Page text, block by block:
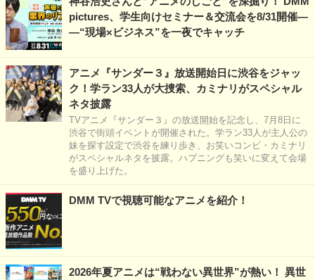
pictures、学生向けセミナー＆交流会を8/31開催―
―“現場×ビジネス”を一夜でキャッチ
アニメ『サンダー３』放送開始日に渋谷をジャッ
ク！学ラン33人が大捜索、カミナリがスペシャル
ネタ披露
TVアニメ『サンダー３』の放送開始を記念し、7月8日に
渋谷で街頭イベントが開催された。学ラン33人が主人公の
妹を探す設定で渋谷を練り歩き、お笑いコンビ・カミナリ
がスペシャルネタを披露。ハプニングも笑いに変えて会場
を盛り上げた。
DMM TVで視聴可能なアニメを紹介！
2026年夏アニメは“戦わない異世界”が熱い！ 異世